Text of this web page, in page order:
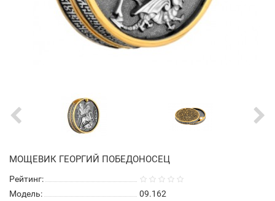
МОЩЕВИК ГЕОРГИЙ ПОБЕДОНОСЕЦ
Рейтинг:
Модель:
09.162